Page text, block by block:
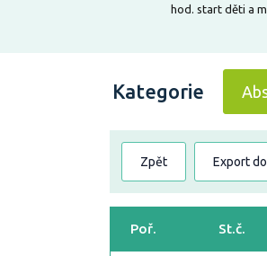
hod. start děti a
Kategorie
Zpět Export
Poř. St.č.